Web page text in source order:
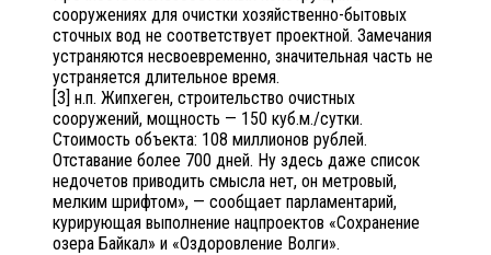
сооружениях для очистки хозяйственно-бытовых
сточных вод не соответствует проектной. Замечания
устраняются несвоевременно, значительная часть не
устраняется длительное время.
[3] н.п. Жипхеген, строительство очистных
сооружений, мощность — 150 куб.м./сутки.
Стоимость объекта: 108 миллионов рублей.
Отставание более 700 дней. Ну здесь даже список
недочетов приводить смысла нет, он метровый,
мелким шрифтом», — сообщает парламентарий,
курирующая выполнение нацпроектов «Сохранение
озера Байкал» и «Оздоровление Волги».